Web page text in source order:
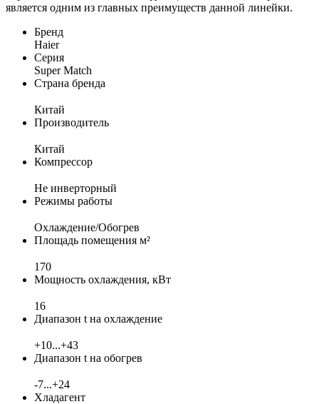
является одним из главных преимуществ данной линейки.
Бренд
Haier
Серия
Super Match
Страна бренда
Китай
Производитель
Китай
Компрессор
Не инверторный
Режимы работы
Охлаждение/Обогрев
Площадь помещения м²
170
Мощность охлаждения, кВт
16
Диапазон t на охлаждение
+10...+43
Диапазон t на обогрев
-7...+24
Хладагент